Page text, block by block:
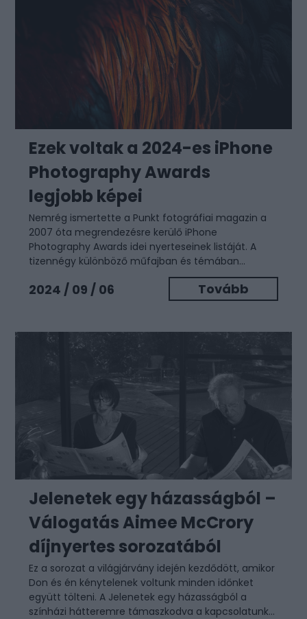
Ezek voltak a 2024-es iPhone
Photography Awards
legjobb képei
Nemrég ismertette a Punkt fotográfiai magazin a
2007 óta megrendezésre kerülő iPhone
Photography Awards idei nyerteseinek listáját. A
tizennégy különböző műfajban és témában...
2024 / 09 / 06 Tovább
Jelenetek egy házasságból –
Válogatás Aimee McCrory
díjnyertes sorozatából
Ez a sorozat a világjárvány idején kezdődött, amikor
Don és én kénytelenek voltunk minden időnket
együtt tölteni. A Jelenetek egy házasságból a
színházi hátteremre támaszkodva a kapcsolatunk...